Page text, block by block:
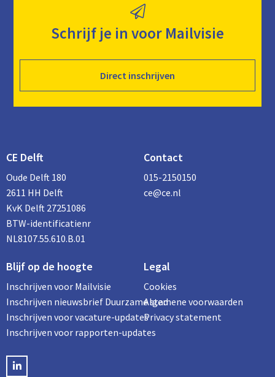
Schrijf je in voor Mailvisie
Direct inschrijven
CE Delft
Oude Delft 180
2611 HH Delft
KvK Delft 27251086
BTW-identificatienr
NL8107.55.610.B.01
Contact
015-2150150
ce@ce.nl
Blijf op de hoogte
Inschrijven voor Mailvisie
Inschrijven nieuwsbrief Duurzame stad
Inschrijven voor vacature-updates
Inschrijven voor rapporten-updates
LinkedIN
Legal
Cookies
Algemene voorwaarden
Privacy statement